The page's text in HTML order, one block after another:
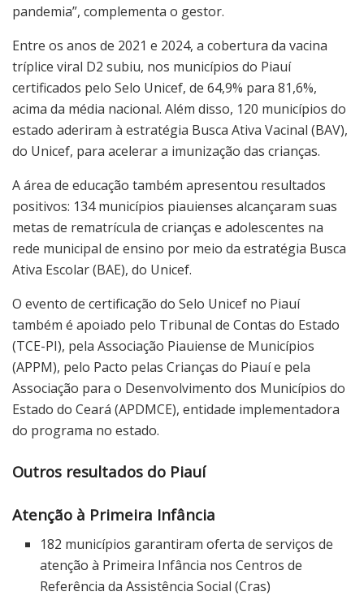
pandemia”, complementa o gestor.
Entre os anos de 2021 e 2024, a cobertura da vacina
tríplice viral D2 subiu, nos municípios do Piauí
certificados pelo Selo Unicef, de 64,9% para 81,6%,
acima da média nacional. Além disso, 120 municípios do
estado aderiram à estratégia Busca Ativa Vacinal (BAV),
do Unicef, para acelerar a imunização das crianças.
A área de educação também apresentou resultados
positivos: 134 municípios piauienses alcançaram suas
metas de rematrícula de crianças e adolescentes na
rede municipal de ensino por meio da estratégia Busca
Ativa Escolar (BAE), do Unicef.
O evento de certificação do Selo Unicef no Piauí
também é apoiado pelo Tribunal de Contas do Estado
(TCE-PI), pela Associação Piauiense de Municípios
(APPM), pelo Pacto pelas Crianças do Piauí e pela
Associação para o Desenvolvimento dos Municípios do
Estado do Ceará (APDMCE), entidade implementadora
do programa no estado.
Outros resultados do Piauí
Atenção à Primeira Infância
182 municípios garantiram oferta de serviços de
atenção à Primeira Infância nos Centros de
Referência da Assistência Social (Cras)